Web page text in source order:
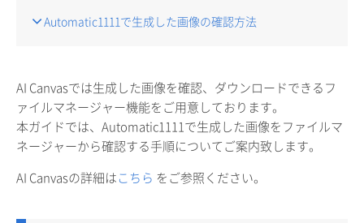
Automatic1111で生成した画像の確認方法
AI Canvasでは生成した画像を確認、ダウンロードできるフ
ァイルマネージャー機能をご用意しております。
本ガイドでは、Automatic1111で生成した画像をファイルマ
ネージャーから確認する手順についてご案内致します。
AI Canvasの詳細はこちら をご参照ください。